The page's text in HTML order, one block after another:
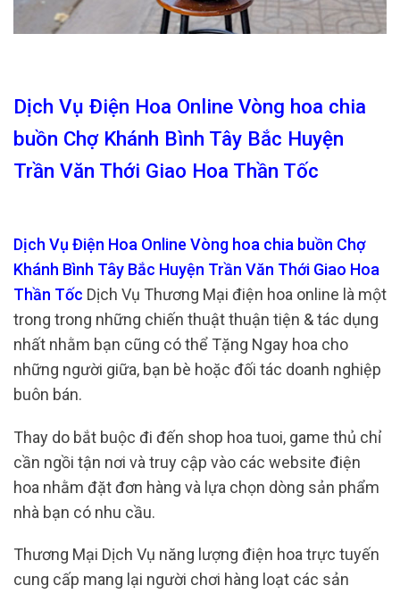
Dịch Vụ Điện Hoa Online Vòng hoa chia
buồn Chợ Khánh Bình Tây Bắc Huyện
Trần Văn Thới Giao Hoa Thần Tốc
Dịch Vụ Điện Hoa Online Vòng hoa chia buồn Chợ
Khánh Bình Tây Bắc Huyện Trần Văn Thới Giao Hoa
Thần Tốc Dịch Vụ Thương Mại điện hoa online là một
trong trong những chiến thuật thuận tiện & tác dụng
nhất nhằm bạn cũng có thể Tặng Ngay hoa cho
những người giữa, bạn bè hoặc đối tác doanh nghiệp
buôn bán.
Thay do bắt buộc đi đến shop hoa tuoi, game thủ chỉ
cần ngồi tận nơi và truy cập vào các website điện
hoa nhằm đặt đơn hàng và lựa chọn dòng sản phẩm
nhà bạn có nhu cầu.
Thương Mại Dịch Vụ năng lượng điện hoa trực tuyến
cung cấp mang lại người chơi hàng loạt các sản